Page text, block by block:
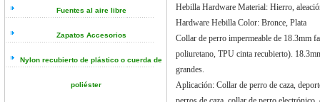
Fuentes al aire libre
Zapatos Accesorios
Nylon recubierto de plástico o cuerda de
poliéster
Hebilla Hardware Material: Hierro,
Hardware Hebilla Color: Bronce, Plata
Collar de perro impermeable de 18.3mm
poliuretano, TPU cinta recubierto).
grandes.
Aplicación: Collar de perro de caza,